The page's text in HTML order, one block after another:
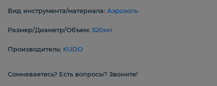
Вид инструмента/материала: Аэрозоль
Размер/Диаметр/Объем: 520мл
Производитель: KUDO
Сомневаетесь? Есть вопросы? Звоните!